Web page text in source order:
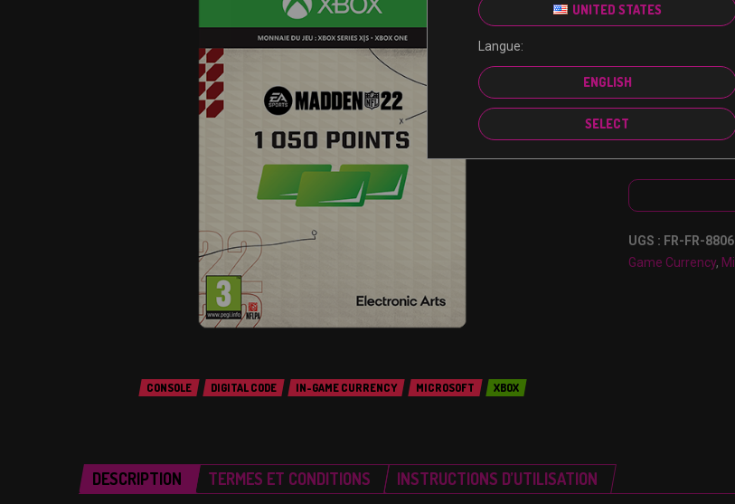
UNITED STATES
Langue:
ENGLISH
SELECT
CONSOLE DIGITAL CODE IN-GAME CURRENCY MICROSOFT XBOX
Recevez
Paiement
Non-
€9,99
UGS : FR-FR-
Game Currency,
DESCRIPTION TERMES ET CONDITIONS INSTRUCTIONS D’UTILISATION